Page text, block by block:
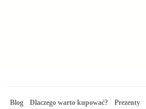
Blog Dlaczego warto kupować? Prezenty